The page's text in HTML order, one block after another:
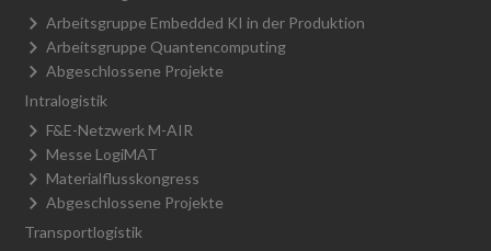
Arbeitsgruppe Embedded KI in der Produktion
Arbeitsgruppe Quantencomputing
Abgeschlossene Projekte
Intralogistik
F&E-Netzwerk M-AIR
Messe LogiMAT
Materialflusskongress
Abgeschlossene Projekte
Transportlogistik